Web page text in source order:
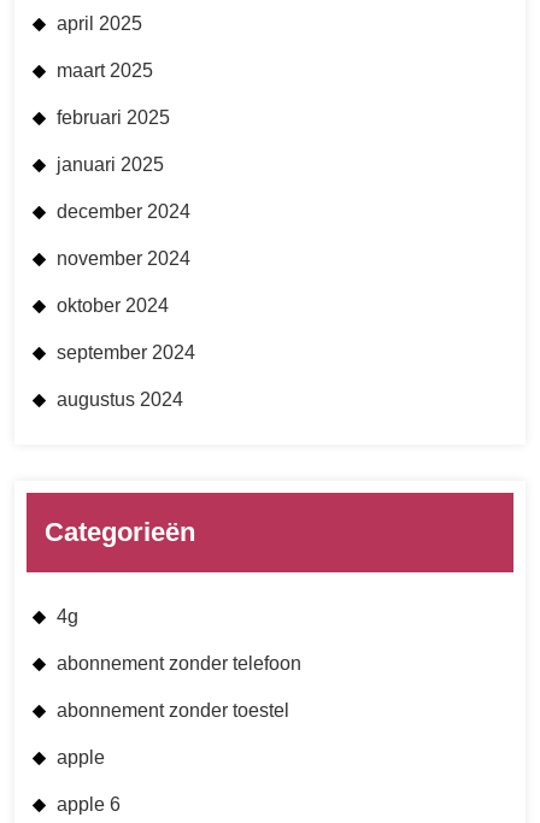
april 2025
maart 2025
februari 2025
januari 2025
december 2024
november 2024
oktober 2024
september 2024
augustus 2024
Categorieën
4g
abonnement zonder telefoon
abonnement zonder toestel
apple
apple 6